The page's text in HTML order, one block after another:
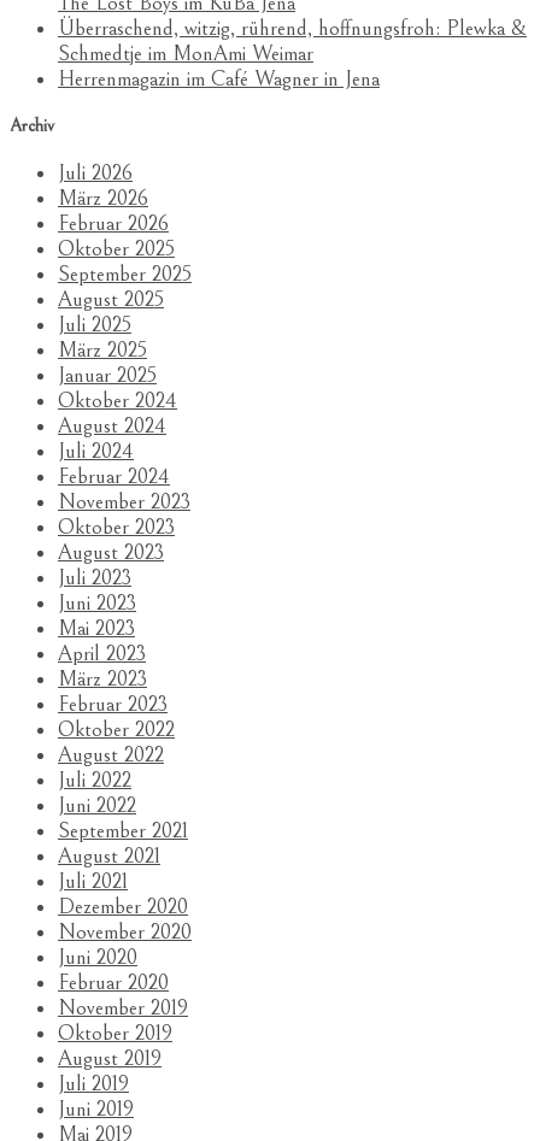
Überraschend, witzig, rührend, hoffnungsfroh: Plewka &
Schmedtje im MonAmi Weimar
Herrenmagazin im Café Wagner in Jena
Archiv
Juli 2026
März 2026
Februar 2026
Oktober 2025
September 2025
August 2025
Juli 2025
März 2025
Januar 2025
Oktober 2024
August 2024
Juli 2024
Februar 2024
November 2023
Oktober 2023
August 2023
Juli 2023
Juni 2023
Mai 2023
April 2023
März 2023
Februar 2023
Oktober 2022
August 2022
Juli 2022
Juni 2022
September 2021
August 2021
Juli 2021
Dezember 2020
November 2020
Juni 2020
Februar 2020
November 2019
Oktober 2019
August 2019
Juli 2019
Juni 2019
Mai 2019